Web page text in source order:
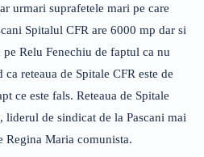
urmari suprafetele mari pe care
Spitalul CFR are 6000 mp dar si
Relu Fenechiu de faptul ca nu
reteaua de Spitale CFR este de
ce este fals. Reteaua de Spitale
liderul de sindicat de la Pascani mai
Regina Maria comunista.